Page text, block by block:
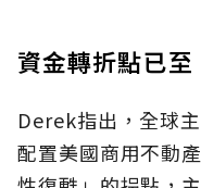
資金轉折點已至
Derek指出，全球
配置美國商用不動